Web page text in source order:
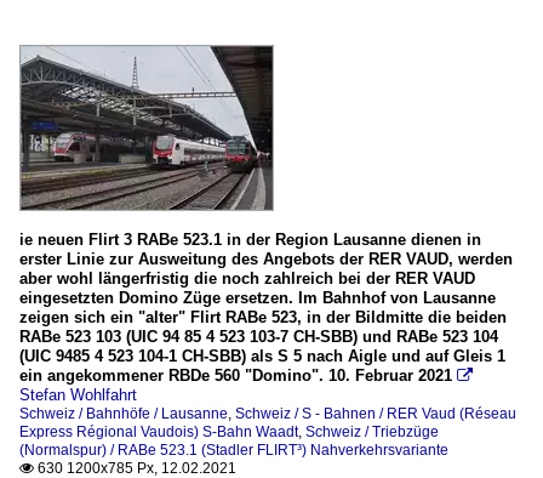
ie neuen Flirt 3 RABe 523.1 in der Region Lausanne dienen in
erster Linie zur Ausweitung des Angebots der RER VAUD, werden
aber wohl längerfristig die noch zahlreich bei der RER VAUD
eingesetzten Domino Züge ersetzen. Im Bahnhof von Lausanne
zeigen sich ein "alter" Flirt RABe 523, in der Bildmitte die beiden
RABe 523 103 (UIC 94 85 4 523 103-7 CH-SBB) und RABe 523 104
(UIC 9485 4 523 104-1 CH-SBB) als S 5 nach Aigle und auf Gleis 1
ein angekommener RBDe 560 "Domino". 10. Februar 2021 
Stefan Wohlfahrt
Schweiz / Bahnhöfe / Lausanne, Schweiz / S - Bahnen / RER Vaud (Réseau
Express Régional Vaudois) S-Bahn Waadt, Schweiz / Triebzüge
(Normalspur) / RABe 523.1 (Stadler FLIRT³) Nahverkehrsvariante
 630 1200x785 Px, 12.02.2021